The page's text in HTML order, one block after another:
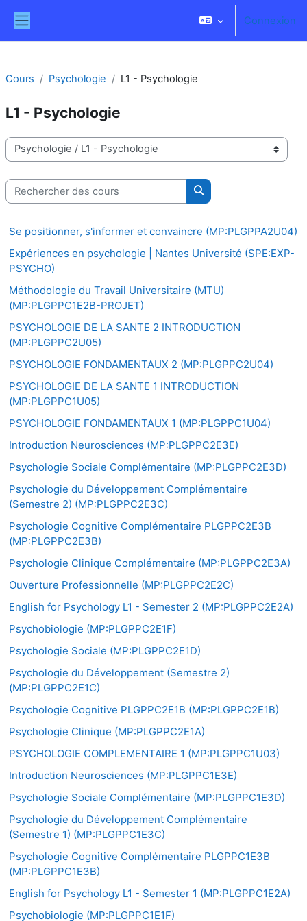
Connexion
Cours Psychologie L1 - Psychologie
L1 - Psychologie
Catégories de cours
Rechercher des cours
Rechercher des cours
Se positionner, s'informer et convaincre (MP:PLGPPA2U04)
Expériences en psychologie | Nantes Université (SPE:EXP-
PSYCHO)
Méthodologie du Travail Universitaire (MTU)
(MP:PLGPPC1E2B-PROJET)
PSYCHOLOGIE DE LA SANTE 2 INTRODUCTION
(MP:PLGPPC2U05)
PSYCHOLOGIE FONDAMENTAUX 2 (MP:PLGPPC2U04)
PSYCHOLOGIE DE LA SANTE 1 INTRODUCTION
(MP:PLGPPC1U05)
PSYCHOLOGIE FONDAMENTAUX 1 (MP:PLGPPC1U04)
Introduction Neurosciences (MP:PLGPPC2E3E)
Psychologie Sociale Complémentaire (MP:PLGPPC2E3D)
Psychologie du Développement Complémentaire
(Semestre 2) (MP:PLGPPC2E3C)
Psychologie Cognitive Complémentaire PLGPPC2E3B
(MP:PLGPPC2E3B)
Psychologie Clinique Complémentaire (MP:PLGPPC2E3A)
Ouverture Professionnelle (MP:PLGPPC2E2C)
English for Psychology L1 - Semester 2 (MP:PLGPPC2E2A)
Psychobiologie (MP:PLGPPC2E1F)
Psychologie Sociale (MP:PLGPPC2E1D)
Psychologie du Développement (Semestre 2)
(MP:PLGPPC2E1C)
Psychologie Cognitive PLGPPC2E1B (MP:PLGPPC2E1B)
Psychologie Clinique (MP:PLGPPC2E1A)
PSYCHOLOGIE COMPLEMENTAIRE 1 (MP:PLGPPC1U03)
Introduction Neurosciences (MP:PLGPPC1E3E)
Psychologie Sociale Complémentaire (MP:PLGPPC1E3D)
Psychologie du Développement Complémentaire
(Semestre 1) (MP:PLGPPC1E3C)
Psychologie Cognitive Complémentaire PLGPPC1E3B
(MP:PLGPPC1E3B)
English for Psychology L1 - Semester 1 (MP:PLGPPC1E2A)
Psychobiologie (MP:PLGPPC1E1F)